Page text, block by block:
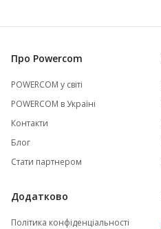
Про Powercom
POWERCOM у світі
POWERCOM в Україні
Контакти
Блог
Стати партнером
Додатково
Політика конфіденціальності